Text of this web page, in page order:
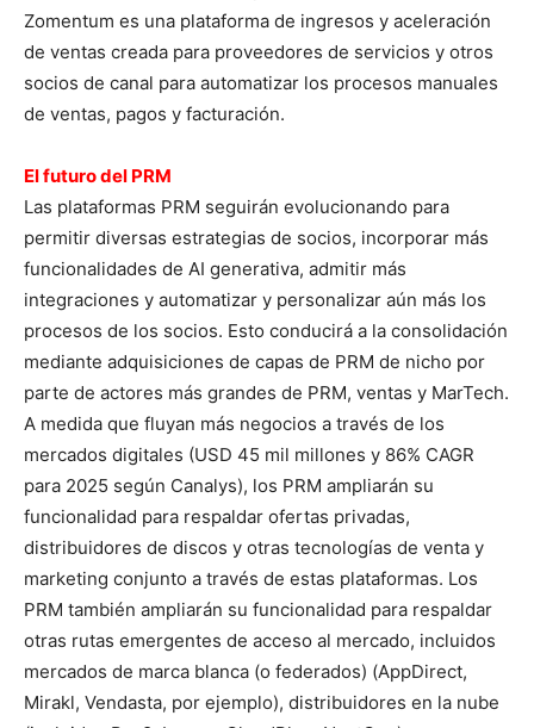
Zomentum es una plataforma de ingresos y aceleración
de ventas creada para proveedores de servicios y otros
socios de canal para automatizar los procesos manuales
de ventas, pagos y facturación.
El futuro del PRM
Las plataformas PRM seguirán evolucionando para
permitir diversas estrategias de socios, incorporar más
funcionalidades de AI generativa, admitir más
integraciones y automatizar y personalizar aún más los
procesos de los socios. Esto conducirá a la consolidación
mediante adquisiciones de capas de PRM de nicho por
parte de actores más grandes de PRM, ventas y MarTech.
A medida que fluyan más negocios a través de los
mercados digitales (USD 45 mil millones y 86% CAGR
para 2025 según Canalys), los PRM ampliarán su
funcionalidad para respaldar ofertas privadas,
distribuidores de discos y otras tecnologías de venta y
marketing conjunto a través de estas plataformas. Los
PRM también ampliarán su funcionalidad para respaldar
otras rutas emergentes de acceso al mercado, incluidos
mercados de marca blanca (o federados) (AppDirect,
Mirakl, Vendasta, por ejemplo), distribuidores en la nube